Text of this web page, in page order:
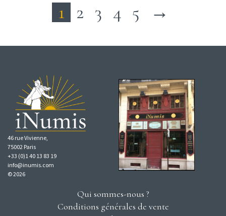
1 2 3 4 5 →
46 rue Vivienne,
75002 Paris
+33 (0)1 40 13 83 19
info@inumis.com
© 2026
Qui sommes-nous ?
Conditions générales de vente